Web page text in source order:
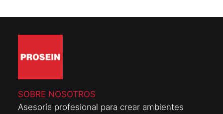
SOBRE NOSOTROS
Asesoría profesional para crear ambientes